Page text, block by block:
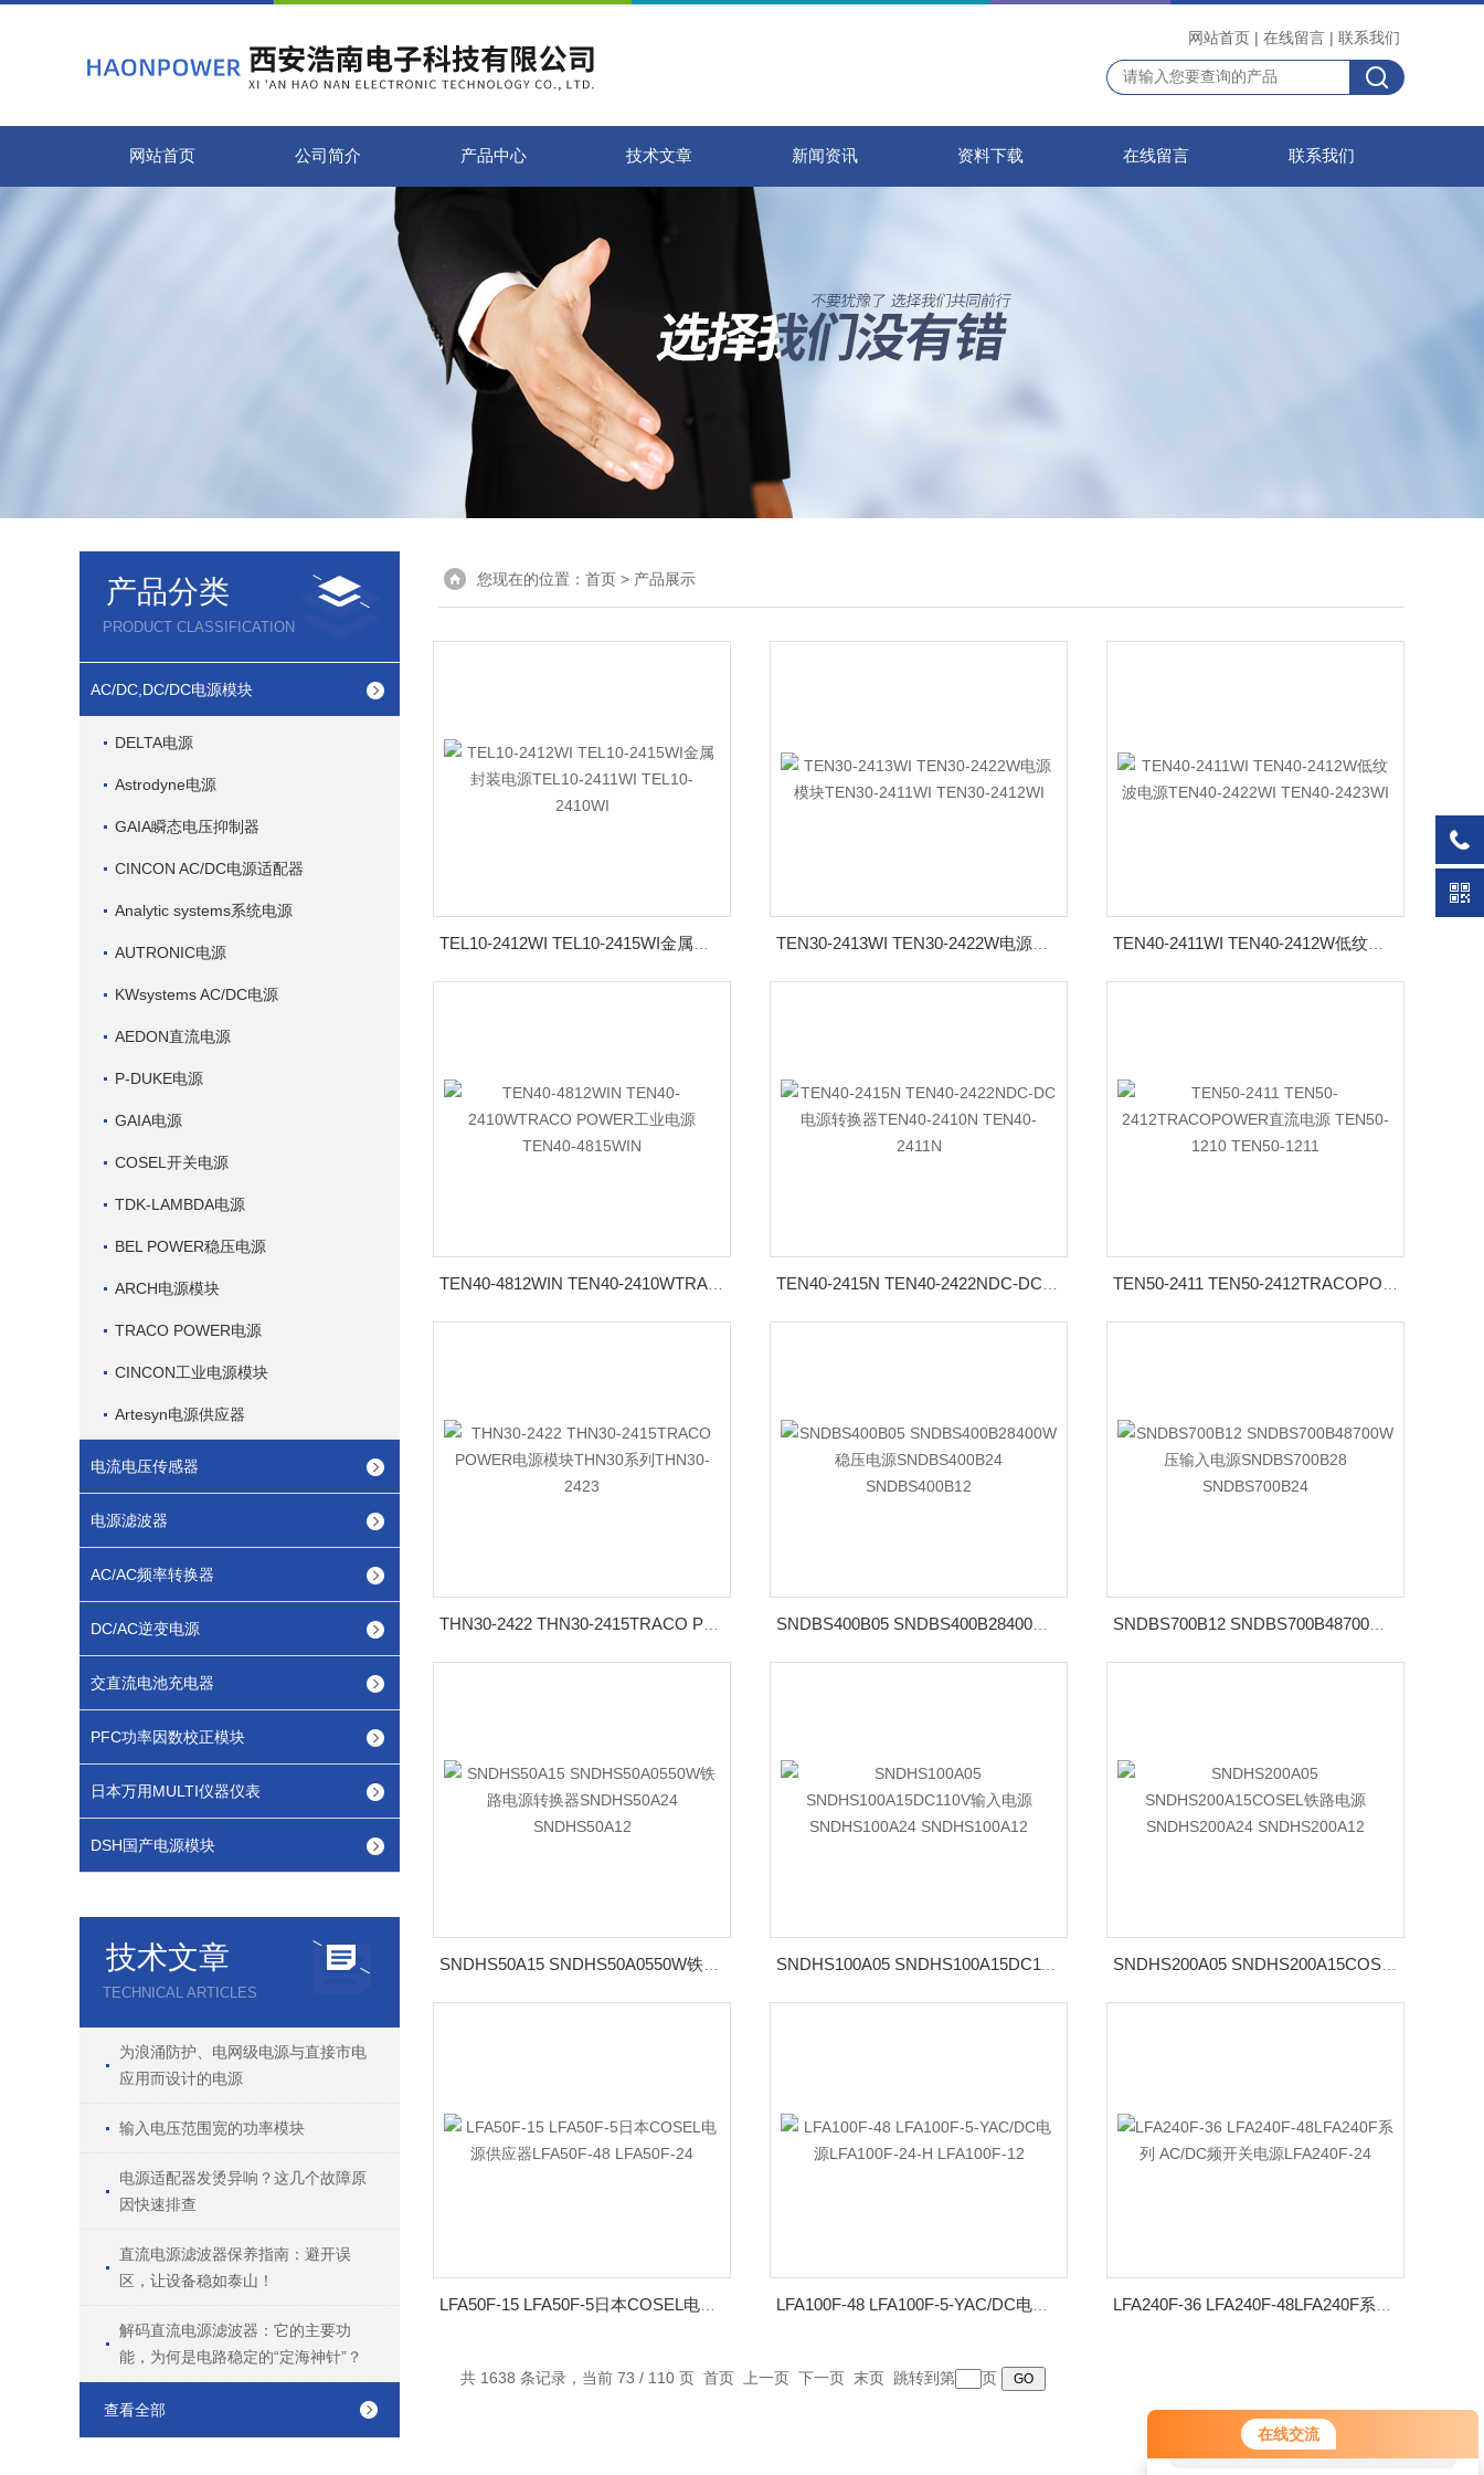
在线交流
您好！欢迎前来咨询，很高兴为您
服务，请问您要咨询什么问题呢？
网站首页 | 在线留言 | 联系我们
网站首页 公司简介 产品中心 技术文章 新闻资讯 资料下载 在线留言 联系我们
产品分类
PRODUCT CLASSIFICATION
AC/DC,DC/DC电源模块
DELTA电源
Astrodyne电源
GAIA瞬态电压抑制器
CINCON AC/DC电源适配器
Analytic systems系统电源
AUTRONIC电源
KWsystems AC/DC电源
AEDON直流电源
P-DUKE电源
GAIA电源
COSEL开关电源
TDK-LAMBDA电源
BEL POWER稳压电源
ARCH电源模块
TRACO POWER电源
CINCON工业电源模块
Artesyn电源供应器
电流电压传感器
电源滤波器
AC/AC频率转换器
DC/AC逆变电源
交直流电池充电器
PFC功率因数校正模块
日本万用MULTI仪器仪表
DSH国产电源模块
技术文章
TECHNICAL ARTICLES
为浪涌防护、电网级电源与直接市电
应用而设计的电源
输入电压范围宽的功率模块
电源适配器发烫异响？这几个故障原
因快速排查
直流电源滤波器保养指南：避开误
区，让设备稳如泰山！
解码直流电源滤波器：它的主要功
能，为何是电路稳定的“定海神针”？
查看全部
您现在的位置： 首页 > 产品展示
共 1638 条记录，当前 73 / 110 页 首页 上一页 下一页 末页 跳转到第 页